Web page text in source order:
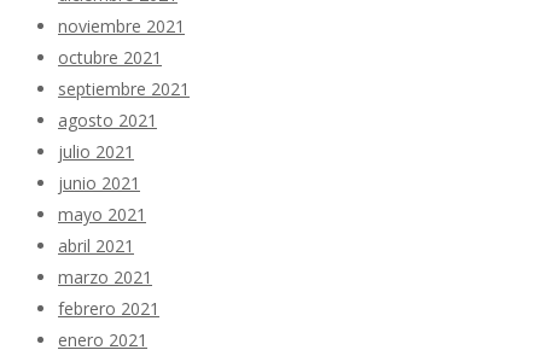
noviembre 2021
octubre 2021
septiembre 2021
agosto 2021
julio 2021
junio 2021
mayo 2021
abril 2021
marzo 2021
febrero 2021
enero 2021